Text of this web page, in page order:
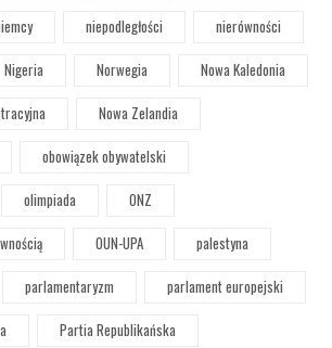
niepodległości
nierówności
Nigeria Norwegia
Nowa Kaledonia
Nowa Zelandia
obowiązek obywatelski
olimpiada
ONZ
OUN-UPA
palestyna
parlamentaryzm
parlament europejski
Partia Republikańska